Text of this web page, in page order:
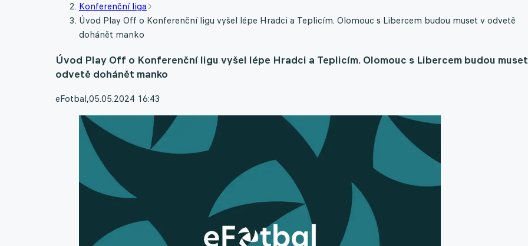
Konferenční liga
Úvod Play Off o Konferenční ligu vyšel lépe Hradci a Teplicím. Olomouc s Libercem budou muset v odvetě
dohánět manko
Úvod Play Off o Konferenční ligu vyšel lépe Hradci a Teplicím. Olomouc s Libercem budou
odvetě dohánět manko
eFotbal,05.05.2024 16:43